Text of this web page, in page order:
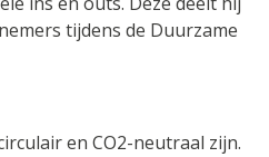
tijdens de Duurzame
en CO2-neutraal zijn.